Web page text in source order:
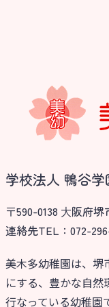
学校法人 鴨谷
〒590-0138 ⼤阪府
連絡先TEL：072-
美木多幼稚園は、堺
にする、豊かな自
行なっている幼稚園